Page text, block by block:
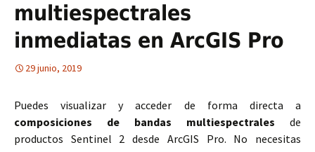
multiespectrales
inmediatas en ArcGIS Pro
29 junio, 2019
Puedes visualizar y acceder de forma directa a
composiciones de bandas multiespectrales de
productos Sentinel 2 desde ArcGIS Pro. No necesitas